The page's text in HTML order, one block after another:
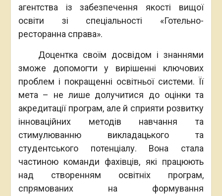
агентства із забезпечення якості вищої
освіти зі спеціальності «Готельно-
ресторанна справа».
Доцентка своїм досвідом і знаннями
зможе допомогти у вирішенні ключових
проблем і покращенні освітньої системи. Її
мета – не лише долучитися до оцінки та
акредитації програм, але й сприяти розвитку
інноваційних методів навчання та
стимулюванню викладацького та
студентського потенціалу. Вона стала
частиною команди фахівців, які працюють
над створенням освітніх програм,
спрямованих на формування